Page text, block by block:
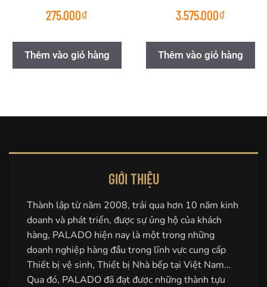
275.000₫
Thêm vào giỏ hàng
3.575.000₫
Thêm vào giỏ hàng
GIỚI THIỆU
Thành lập từ năm 2008, trải qua hơn 10 năm kinh
doanh và phát triển, được sự ủng hộ của khách
hàng, PALADO hiện nay là một trong những
doanh nghiệp hàng đầu trong lĩnh vực cung cấp
Thiết bị vệ sinh, Thiết bị Nhà bếp tại Việt Nam…
Qua đó, PALADO đã đạt được những thành tựu